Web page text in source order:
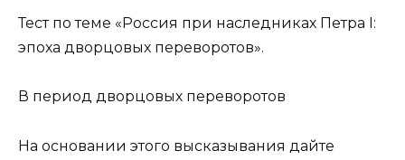
Тест по теме «Россия при наследниках Петра I:
эпоха дворцовых переворотов».
В период дворцовых переворотов
На основании этого высказывания дайте